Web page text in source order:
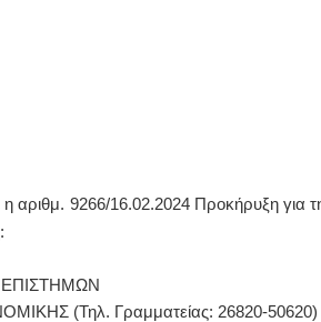
η αριθμ. 9266/16.02.2024 Προκήρυξη
ΕΠΙΣΤΗΜΩΝ
(Τηλ. Γραμματείας: 26820-50620)